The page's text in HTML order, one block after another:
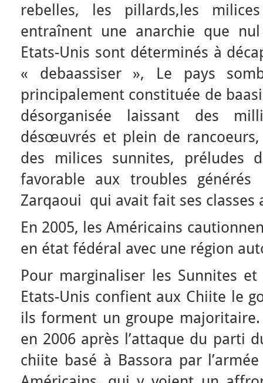
rebelles, les pillards,les
entraînent une anarchie que
Etats-Unis sont déterminés à
« debaassiser », Le pays
principalement constituée de
désorganisée laissant des
désœuvrés et plein de
des milices sunnites, préludes
favorable aux troubles
Zarqaoui qui avait fait ses classes
En 2005, les Américains
en état fédéral avec une région
Pour marginaliser les Sunnites
Etats-Unis confient aux Chiite le
ils forment un groupe
en 2006 après l’attaque du parti
chiite basé à Bassora par